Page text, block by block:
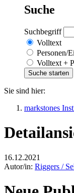
Suche
Suchbegriff
Volltext
Personen/
Volltext +
Sie sind hier:
markstones
16.12.2021
Autor/in: Riggers /